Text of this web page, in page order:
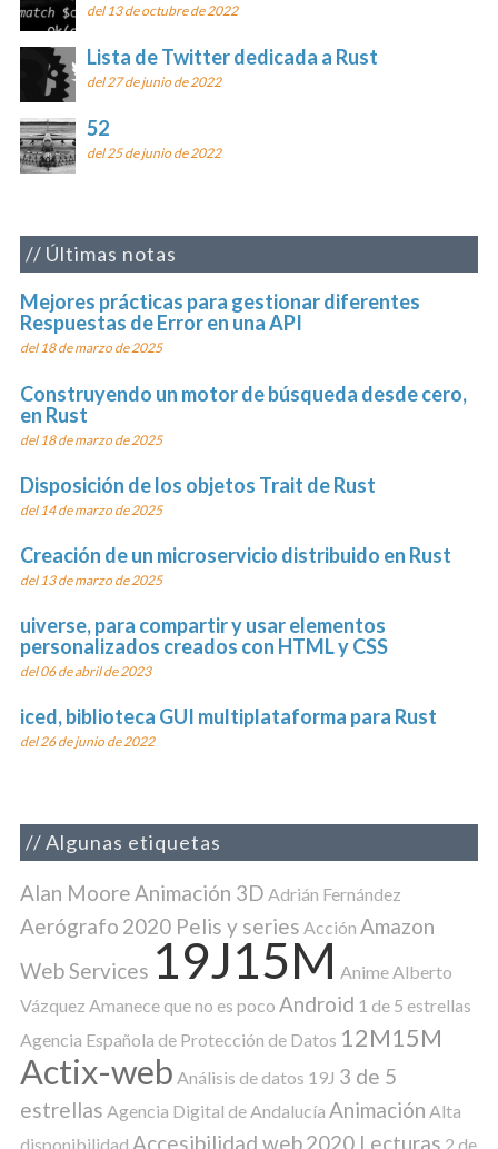
del 13 de octubre de 2022
Lista de Twitter dedicada a Rust
del 27 de junio de 2022
52
del 25 de junio de 2022
Últimas notas
Mejores prácticas para gestionar diferentes
Respuestas de Error en una API
del 18 de marzo de 2025
Construyendo un motor de búsqueda desde cero,
en Rust
del 18 de marzo de 2025
Disposición de los objetos Trait de Rust
del 14 de marzo de 2025
Creación de un microservicio distribuido en Rust
del 13 de marzo de 2025
uiverse, para compartir y usar elementos
personalizados creados con HTML y CSS
del 06 de abril de 2023
iced, biblioteca GUI multiplataforma para Rust
del 26 de junio de 2022
Algunas etiquetas
Alan Moore Animación 3D Adrián Fernández
Aerógrafo 2020 Pelis y series Acción Amazon
Web Services 19J15M Anime Alberto
Vázquez Amanece que no es poco Android 1 de 5 estrellas
Agencia Española de Protección de Datos 12M15M
Actix-web Análisis de datos 19J 3 de 5
estrellas Agencia Digital de Andalucía Animación Alta
disponibilidad Accesibilidad web2020 Lecturas 2 de